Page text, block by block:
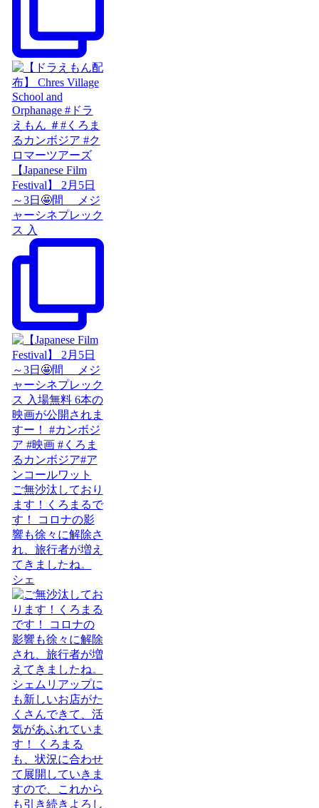
【Japanese Film
Festival】 2月5日
～3日🤩間 メジ
ャーシネプレック
ス 入
ご無沙汰しており
ます！くろまるで
す！ コロナの影
響も徐々に解除さ
れ、旅行者が増え
てきましたね。
シェ